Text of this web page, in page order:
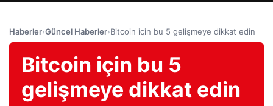
Haberler›Güncel Haberler›Bitcoin için bu 5 gelişmeye dikkat edin
Bitcoin için bu 5
gelişmeye dikkat edin